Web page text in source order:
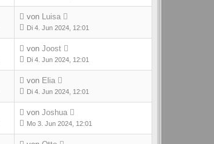
von Luisa
Di 4. Jun 2024, 12:01
von Joost
Di 4. Jun 2024, 12:01
von Elia
Di 4. Jun 2024, 12:01
von Joshua
Mo 3. Jun 2024, 12:01